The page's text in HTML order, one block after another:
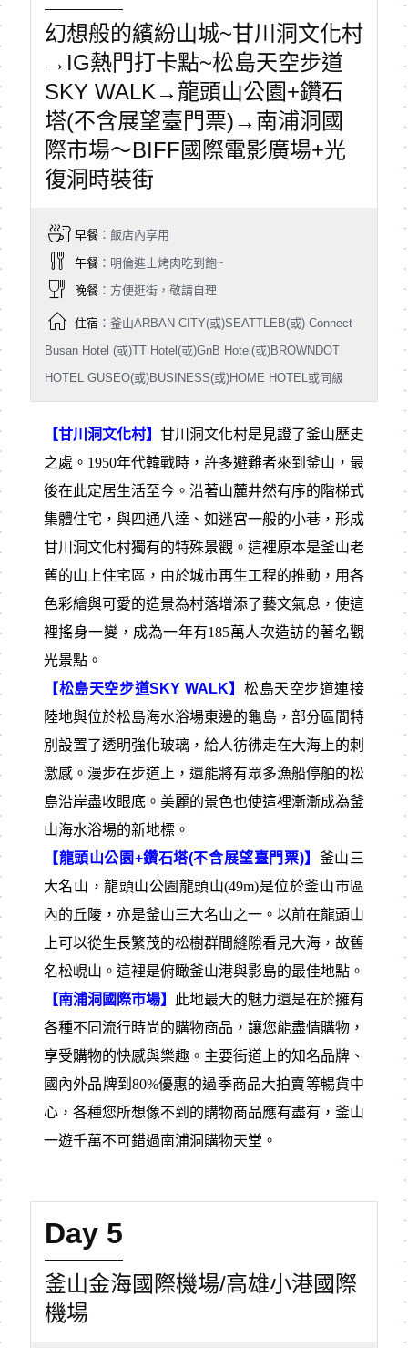
幻想般的繽紛山城~甘川洞文化村
→IG熱門打卡點~松島天空步道
SKY WALK→龍頭山公園+鑽石
塔(不含展望臺門票)→南浦洞國
際市場～BIFF國際電影廣場+光
復洞時裝街
早餐：飯店內享用
午餐：明倫進士烤肉吃到飽~
晚餐：方便逛街，敬請自理
住宿：釜山ARBAN CITY(或)SEATTLEB(或) Connect
Busan Hotel (或)TT Hotel(或)GnB Hotel(或)BROWNDOT
HOTEL GUSEO(或)BUSINESS(或)HOME HOTEL或同級
【甘川洞文化村】 甘川洞文化村是見證了釜山歷史
之處。1950年代韓戰時，許多避難者來到釜山，最
後在此定居生活至今。沿著山麓井然有序的階梯式
集體住宅，與四通八達、如迷宮一般的小巷，形成
甘川洞文化村獨有的特殊景觀。這裡原本是釜山老
舊的山上住宅區，由於城市再生工程的推動，用各
色彩繪與可愛的造景為村落增添了藝文氣息，使這
裡搖身一變，成為一年有185萬人次造訪的著名觀
光景點。
【松島天空步道SKY WALK】 松島天空步道連接
陸地與位於松島海水浴場東邊的龜島，部分區間特
別設置了透明強化玻璃，給人彷彿走在大海上的刺
激感。漫步在步道上，還能將有眾多漁船停舶的松
島沿岸盡收眼底。美麗的景色也使這裡漸漸成為釜
山海水浴場的新地標。
【龍頭山公園+鑽石塔(不含展望臺門票)】 釜山三
大名山，龍頭山公園龍頭山(49m)是位於釜山市區
內的丘陵，亦是釜山三大名山之一。以前在龍頭山
上可以從生長繁茂的松樹群間縫隙看見大海，故舊
名松峴山。這裡是俯瞰釜山港與影島的最佳地點。
【南浦洞國際市場】
此地最⼤的魅力還是在於擁有
各種不同流行時尚的購物商品，讓您能盡情購物，
享受購物的快感與樂趣。主要街道上的知名品牌、
國內外品牌到80%優惠的過季商品⼤拍賣等暢貨中
⼼，各種您所想像不到的購物商品應有盡有，釜⼭
⼀遊千萬不可錯過南浦洞購物天堂。
Day 5
釜山金海國際機場/高雄小港國際
機場